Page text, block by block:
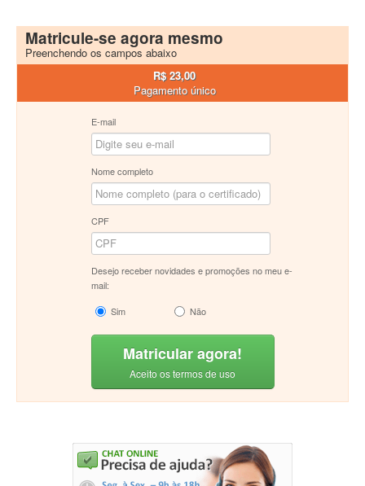
Matricule-se agora mesmo
Preenchendo os campos abaixo
R$ 23,00
Pagamento único
E-mail
Nome completo
CPF
Desejo receber novidades e promoções no meu e-
mail:
Sim
Não
Matricular agora!
Aceito os termos de uso